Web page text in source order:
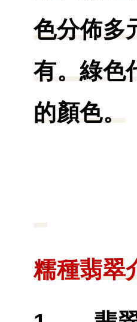
色分佈多
有。綠色
的顏色。
糯種翡翠